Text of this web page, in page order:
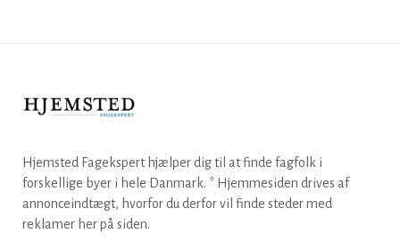
Hjemsted Fagekspert hjælper dig til at finde fagfolk i
forskellige byer i hele Danmark. * Hjemmesiden drives af
annonceindtægt, hvorfor du derfor vil finde steder med
reklamer her på siden.